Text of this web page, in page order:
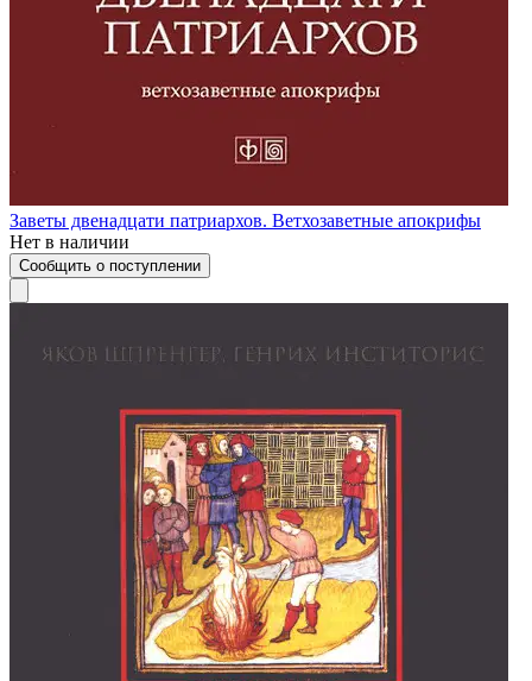
Заветы двенадцати патриархов. Ветхозаветные апокрифы
Нет в наличии
Сообщить о поступлении